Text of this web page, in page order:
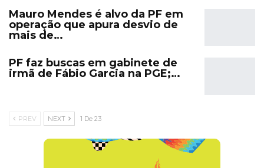
Mauro Mendes é alvo da PF em
operação que apura desvio de
mais de…
PF faz buscas em gabinete de
irmã de Fábio Garcia na PGE;…
PREV NEXT 1 De 23